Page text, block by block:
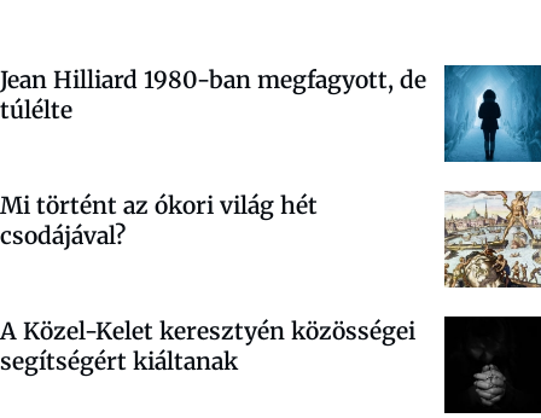
Jean Hilliard 1980-ban megfagyott, de
túlélte
Mi történt az ókori világ hét
csodájával?
A Közel-Kelet keresztyén közösségei
segítségért kiáltanak